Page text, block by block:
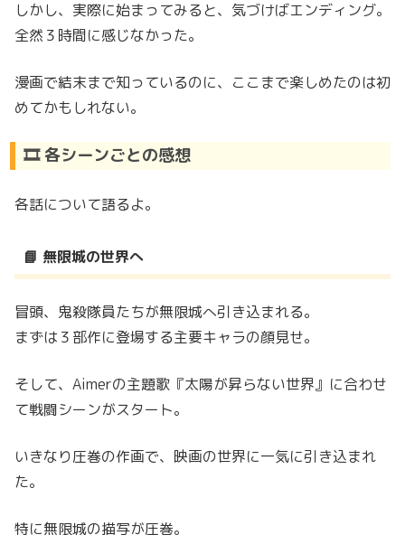
しかし、実際に始まってみると、気づけばエンディング。
全然３時間に感じなかった。
漫画で結末まで知っているのに、ここまで楽しめたのは初
めてかもしれない。
🎞️ 各シーンごとの感想
各話について語るよ。
📘 無限城の世界へ
冒頭、鬼殺隊員たちが無限城へ引き込まれる。
まずは３部作に登場する主要キャラの顔見せ。
そして、Aimerの主題歌『太陽が昇らない世界』に合わせ
て戦闘シーンがスタート。
いきなり圧巻の作画で、映画の世界に一気に引き込まれ
た。
特に無限城の描写が圧巻。